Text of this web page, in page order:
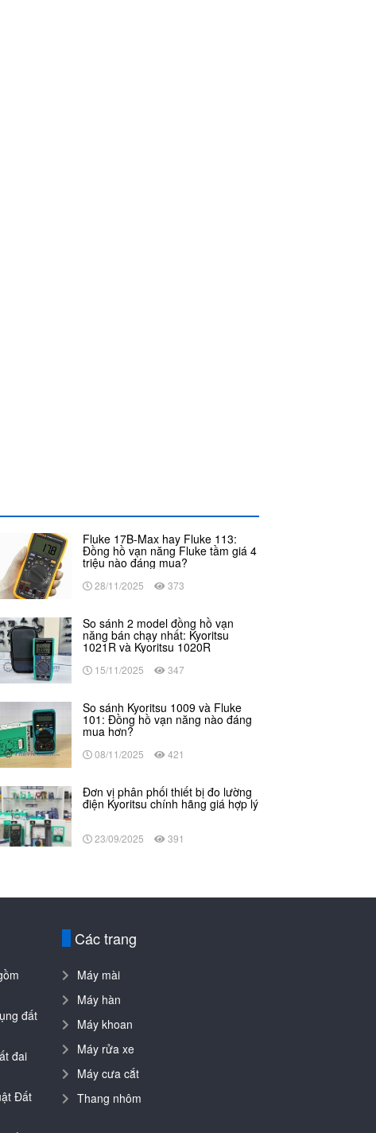
Fluke 17B-Max hay Fluke 113:
Đồng hồ vạn năng Fluke tầm giá 4
triệu nào đáng mua?
28/11/2025 373
So sánh 2 model đồng hồ vạn
năng bán chạy nhất: Kyoritsu
1021R và Kyoritsu 1020R
15/11/2025 347
So sánh Kyoritsu 1009 và Fluke
101: Đồng hồ vạn năng nào đáng
mua hơn?
08/11/2025 421
Đơn vị phân phối thiết bị đo lường
điện Kyoritsu chính hãng giá hợp lý
23/09/2025 391
đất
đai
Đất
Các trang
Máy mài
Máy hàn
Máy khoan
Máy rửa xe
Máy cưa cắt
Thang nhôm